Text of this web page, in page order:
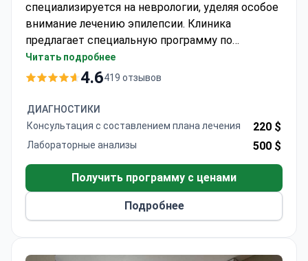
специализируется на неврологии, уделяя особое
внимание лечению эпилепсии. Клиника
предлагает специальную программу по
эпилепсии, стоимость которой может
составлять около 3 130 $. Обычно она включает
анализы крови. Больница Мемориал Шишли
имеет аккредитацию JCI — первую в Турции — и
поддерживает международные стандарты
Читать подробнее
4.6419 отзывов
ДИАГНОСТИКИ
Консультация с составлением плана лечения
220 $
Лабораторные анализы 500 $
Получить программу с ценами
Подробнее